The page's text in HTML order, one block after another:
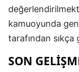
kamuoyunda
tarafından
SON